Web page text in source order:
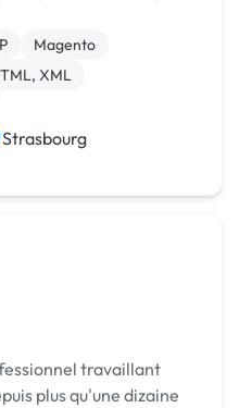
très bien. J’ai un
Magento
XML
Strasbourg
travaillant
plus qu'une dizaine